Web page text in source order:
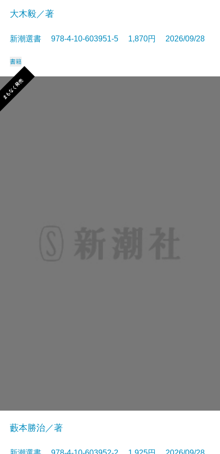
大木毅／著
新潮選書 978-4-10-603951-5 1,870円 2026/09/28
書籍
まもなく発売
藪本勝治／著